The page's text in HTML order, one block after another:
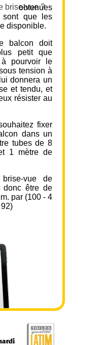
brise-vue ?
obtenues
sont que les
disponible.
balcon doit
petit que
pourvoir le
tension à
donnera un
et tendu, et
résister au
fixer
dans un
tubes de 8
1 mètre de
vue de
donc être de
par (100 - 4